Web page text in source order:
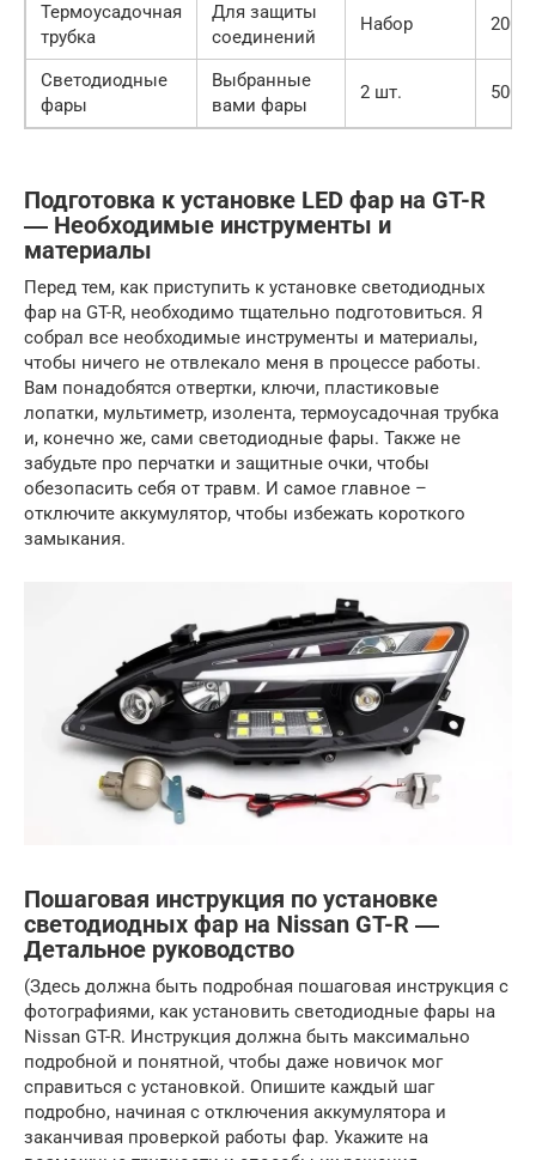
Термоусадочная
трубка
Для защиты
соединений
Набор 200-
Светодиодные
фары
Выбранные
вами фары
2 шт.
Подготовка к установке LED фар на GT-R
― Необходимые инструменты и
материалы
Перед тем, как приступить к установке светодиодных
фар на GT-R, необходимо тщательно подготовиться. Я
собрал все необходимые инструменты и материалы,
чтобы ничего не отвлекало меня в процессе работы.
Вам понадобятся отвертки, ключи, пластиковые
лопатки, мультиметр, изолента, термоусадочная трубка
и, конечно же, сами светодиодные фары. Также не
забудьте про перчатки и защитные очки, чтобы
обезопасить себя от травм. И самое главное –
отключите аккумулятор, чтобы избежать короткого
замыкания.
Пошаговая инструкция по установке
светодиодных фар на Nissan GT-R ―
Детальное руководство
(Здесь должна быть подробная пошаговая инструкция с
фотографиями, как установить светодиодные фары на
Nissan GT-R. Инструкция должна быть максимально
подробной и понятной, чтобы даже новичок мог
справиться с установкой. Опишите каждый шаг
подробно, начиная с отключения аккумулятора и
заканчивая проверкой работы фар. Укажите на